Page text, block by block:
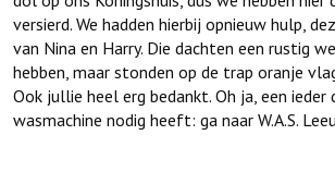
versierd. We hadden hierbij opnieuw hulp,
van Nina en Harry. Die dachten een rustig
hebben, maar stonden op de trap oranje
Ook jullie heel erg bedankt. Oh ja, een ieder
wasmachine nodig heeft: ga naar W.A.S.